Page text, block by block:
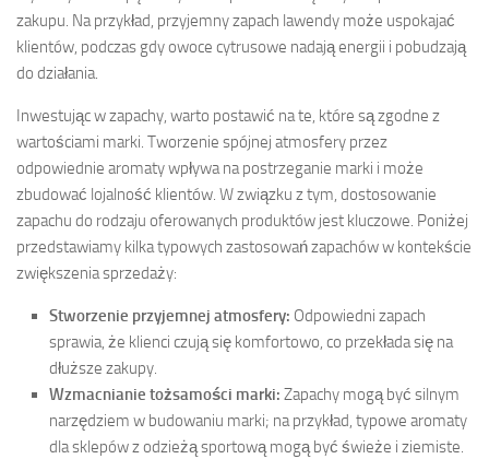
zakupu. Na przykład, przyjemny zapach lawendy może uspokajać
klientów, podczas gdy owoce cytrusowe nadają energii i pobudzają
do działania.
Inwestując w zapachy, warto postawić na te, które są zgodne z
wartościami marki. Tworzenie spójnej atmosfery przez
odpowiednie aromaty wpływa na postrzeganie marki i może
zbudować lojalność klientów. W związku z tym, dostosowanie
zapachu do rodzaju oferowanych produktów jest kluczowe. Poniżej
przedstawiamy kilka typowych zastosowań zapachów w kontekście
zwiększenia sprzedaży:
Stworzenie przyjemnej atmosfery: Odpowiedni zapach
sprawia, że klienci czują się komfortowo, co przekłada się na
dłuższe zakupy.
Wzmacnianie tożsamości marki: Zapachy mogą być silnym
narzędziem w budowaniu marki; na przykład, typowe aromaty
dla sklepów z odzieżą sportową mogą być świeże i ziemiste.